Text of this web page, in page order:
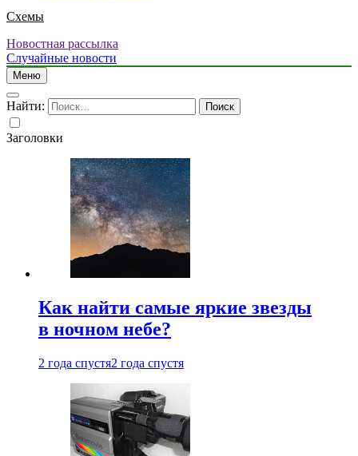
Схемы
Новостная рассылка
Случайные новости
Меню
Найти:
Заголовки
Как найти самые яркие звезды
в ночном небе?
2 года спустя2 года спустя